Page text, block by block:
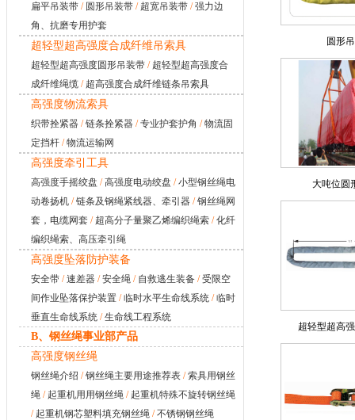
扁平吊装带 / 圆形吊装带 / 超宽吊装带 /强力边
角、抗磨专用护套
超轻型超高强度合成纤维吊索具
超轻型超高强度圆形吊装带 / 超轻型超高强度合
成纤维绳缆 / 超高强度合成纤维链条吊索具
高强度物流索具
织带拴紧器 /链条拴紧器 /专业护套护角 /物流固
定挡杆 /物流运输网
高强度牵引工具
高强度手摇绞盘 /高强度电动绞盘 /小型钢丝绳电
动卷扬机 /链条及钢绳紧线器、牵引器 /钢丝绳网
套，电缆网套 / 超高分子量聚乙烯编织绳索 /化纤
编织绳索、高压牵引绳
高强度坠落防护装备
安全带 /速差器 /安全绳 / 自救逃生装备 /受限空
间作业坠落保护装置 /临时水平生命线系统 /临时
垂直生命线系统 /生命线工程系统
B、钢丝绳事业部产品
高强度钢丝绳
钢丝绳介绍 /钢丝绳主要用途推荐表 /索具用钢丝
绳 / 起重机用用钢丝绳 / 起重机特殊不旋转钢丝绳
/ 起重机钢芯塑料填充钢丝绳 /不锈钢钢丝绳
圆形
大吨位圆
超轻型超高